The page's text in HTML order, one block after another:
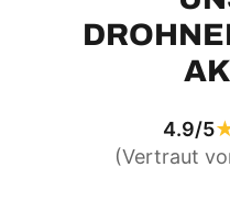
4.9/5
(Vertraut